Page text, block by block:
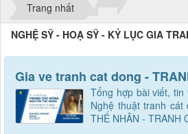
Trang nhất
NGHỆ SỸ - HOẠ SỸ - KỶ LỤC GIA
Gia ve tranh cat dong -
Tổng hợp bài viết,
Nghệ thuật tranh
THẾ NHÂN - TRANH